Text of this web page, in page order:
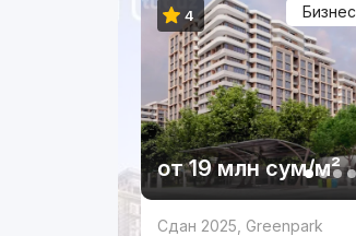
Бизнес
от19 млн сум/м²
4
Сдан 2025 Greenpark